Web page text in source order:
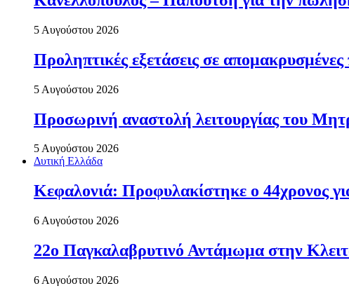
5 Αυγούστου 2026
Προληπτικές εξετάσεις σε
5 Αυγούστου 2026
Προσωρινή αναστολή λειτουργίας του
5 Αυγούστου 2026
Δυτική Ελλάδα
Κεφαλονιά: Προφυλακίστηκε ο 44χρονος
6 Αυγούστου 2026
22ο Παγκαλαβρυτινό Αντάμωμα στην
6 Αυγούστου 2026